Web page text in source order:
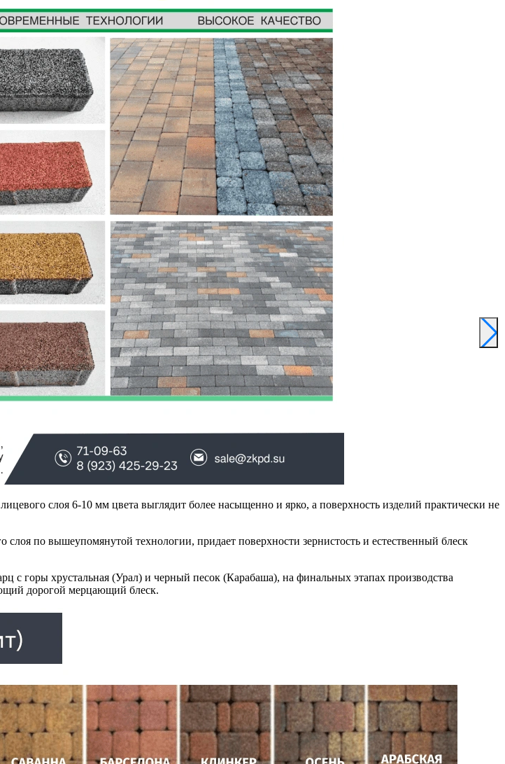
слоя 6-10 мм цвета выглядит более насыщенно и ярко, а поверхность изделий практически не
по вышеупомянутой технологии, придает поверхности зернистость и естественный блеск
с горы хрустальная (Урал) и черный песок (Карабаша), на финальных этапах производства
дорогой мерцающий блеск.